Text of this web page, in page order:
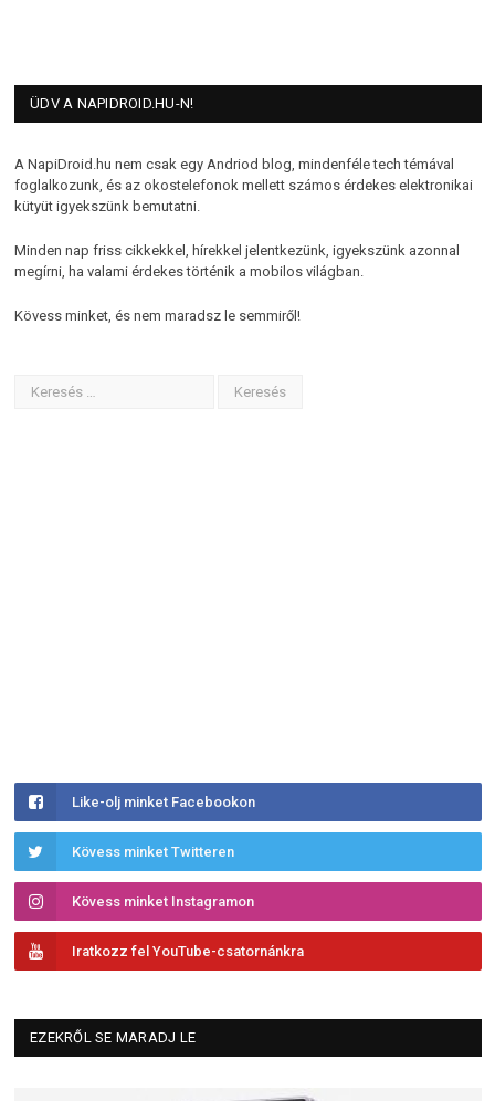
ÜDV A NAPIDROID.HU-N!
A NapiDroid.hu nem csak egy Andriod blog, mindenféle tech témával
foglalkozunk, és az okostelefonok mellett számos érdekes elektronikai
kütyüt igyekszünk bemutatni.
Minden nap friss cikkekkel, hírekkel jelentkezünk, igyekszünk azonnal
megírni, ha valami érdekes történik a mobilos világban.
Kövess minket, és nem maradsz le semmiről!
Like-olj minket Facebookon
Kövess minket Twitteren
Kövess minket Instagramon
Iratkozz fel YouTube-csatornánkra
EZEKRŐL SE MARADJ LE